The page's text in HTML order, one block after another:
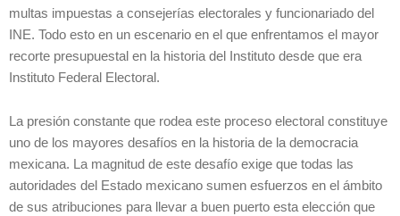
multas impuestas a consejerías electorales y funcionariado del
INE. Todo esto en un escenario en el que enfrentamos el mayor
recorte presupuestal en la historia del Instituto desde que era
Instituto Federal Electoral.
La presión constante que rodea este proceso electoral constituye
uno de los mayores desafíos en la historia de la democracia
mexicana. La magnitud de este desafío exige que todas las
autoridades del Estado mexicano sumen esfuerzos en el ámbito
de sus atribuciones para llevar a buen puerto esta elección que